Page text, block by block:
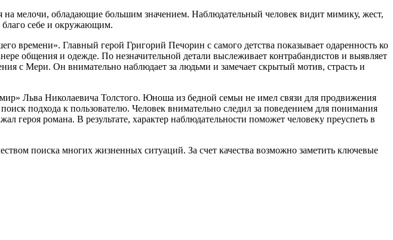
на мелочи, обладающие большим значением. Наблюдательный человек видит мимику, жест,
благо себе и окружающим.
времени». Главный герой Григорий Печорин с самого детства показывает одаренность ко
общения и одежде. По незначительной детали выслеживает контрабандистов и выявляет
с Мери. Он внимательно наблюдает за людьми и замечает скрытый мотив, страсть и
Льва Николаевича Толстого. Юноша из бедной семьи не имел связи для продвижения
подхода к пользователю. Человек внимательно следил за поведением для понимания
героя романа. В результате, характер наблюдательности поможет человеку преуспеть в
поиска многих жизненных ситуаций. За счет качества возможно заметить ключевые